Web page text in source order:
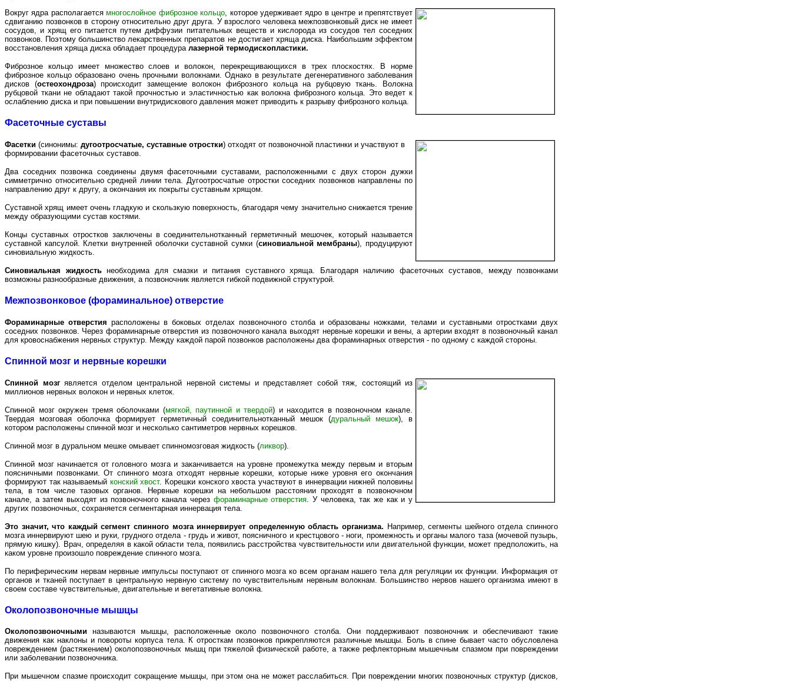
Вокруг ядра располагаетсямногослойное фиброзное кольцо, которое удерживает ядро в центре и препятствует
сдвиганию позвонков в сторону относительно друг друга. У взрослого человека межпозвонковый диск не имеет
сосудов, и хрящ его питается путем диффузии питательных веществ и кислорода из сосудов тел соседних
позвонков. Поэтому большинство лекарственных препаратов не достигает хряща диска. Наибольшим эффектом
восстановления хряща диска обладает процедура лазерной термодископластики.
Фиброзное кольцо имеет множество слоев и волокон, перекрещивающихся в трех плоскостях. В норме
фиброзное кольцо образовано очень прочными волокнами. Однако в результате дегенеративного заболевания
дисков (остеохондроза) происходит замещение волокон фиброзного кольца на рубцовую ткань. Волокна
рубцовой ткани не обладают такой прочностью и эластичностью как волокна фиброзного кольца. Это ведет к
ослаблению диска и при повышении внутридискового давления может приводить к разрыву фиброзного кольца.
Фасеточные суставы
Фасетки (синонимы: дугоотросчатые, суставные отростки) отходят от позвоночной пластинки и участвуют в
формировании фасеточных суставов.
Два соседних позвонка соединены двумя фасеточными суставами, расположенными с двух сторон дужки
симметрично относительно средней линии тела. Дугоотросчатые отростки соседних позвонков направлены по
направлению друг к другу, а окончания их покрыты суставным хрящом.
Суставной хрящ имеет очень гладкую и скользкую поверхность, благодаря чему значительно снижается трение
между образующими сустав костями.
Концы суставных отростков заключены в соединительнотканный герметичный мешочек, который называется
суставной капсулой. Клетки внутренней оболочки суставной сумки (синовиальной мембраны), продуцируют
синовиальную жидкость.
Синовиальная жидкостьнеобходима для смазки и питания суставного хряща. Благодаря наличию фасеточных суставов, между позвонками
возможны разнообразные движения, а позвоночник является гибкой подвижной структурой.
Межпозвонковое (фораминальное) отверстие
Фораминарные отверстия расположены в боковых отделах позвоночного столба и образованы ножками, телами и суставными отростками двух
соседних позвонков. Через фораминарные отверстия из позвоночного канала выходят нервные корешки и вены, а артерии входят в позвоночный канал
для кровоснабжения нервных структур. Между каждой парой позвонков расположены два фораминарных отверстия - по одному с каждой стороны.
Спинной мозг и нервные корешки
Спинной мозг является отделом центральной нервной системы и представляет собой тяж, состоящий из
миллионов нервных волокон и нервных клеток.
Спинной мозг окружен тремя оболочками (мягкой, паутинной и твердой) и находится в позвоночном канале.
Твердая мозговая оболочка формирует герметичный соединительнотканный мешок (дуральный мешок), в
котором расположены спинной мозг и несколько сантиметров нервных корешков.
Спинной мозг в дуральном мешке омывает спинномозговая жидкость (ликвор).
Спинной мозг начинается от головного мозга и заканчивается на уровне промежутка между первым и вторым
поясничными позвонками. От спинного мозга отходят нервные корешки, которые ниже уровня его окончания
формируют так называемый конский хвост. Корешки конского хвоста участвуют в иннервации нижней половины
тела, в том числе тазовых органов. Нервные корешки на небольшом расстоянии проходят в позвоночном
канале, а затем выходят из позвоночного канала через фораминарные отверстия . У человека, так же как и у
других позвоночных, сохраняется сегментарная иннервация тела.
Это значит, что каждый сегмент спинного мозга иннервирует определенную область организма. Например, сегменты шейного отдела спинного
мозга иннервируют шею и руки, грудного отдела - грудь и живот, поясничного и крестцового - ноги, промежность и органы малого таза (мочевой пузырь,
прямую кишку). Врач, определяя в какой области тела, появились расстройства чувствительности или двигательной функции, может предположить, на
каком уровне произошло повреждение спинного мозга.
По периферическим нервам нервные импульсы поступают от спинного мозга ко всем органам нашего тела для регуляции их функции. Информация от
органов и тканей поступает в центральную нервную систему по чувствительным нервным волокнам. Большинство нервов нашего организма имеют в
своем составе чувствительные, двигательные и вегетативные волокна.
Околопозвоночные мышцы
Околопозвоночными называются мышцы, расположенные около позвоночного столба. Они поддерживают позвоночник и обеспечивают такие
движения как наклоны и повороты корпуса тела. К отросткам позвонков прикрепляются различные мышцы. Боль в спине бывает часто обусловлена
повреждением (растяжением) околопозвоночных мышц при тяжелой физической работе, а также рефлекторным мышечным спазмом при повреждении
или заболевании позвоночника.
При мышечном спазме происходит сокращение мышцы, при этом она не может расслабиться. При повреждении многих позвоночных структур (дисков,